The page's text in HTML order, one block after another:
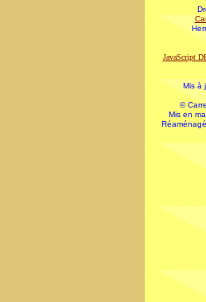
JavaScript
Mis à
©
Mis en